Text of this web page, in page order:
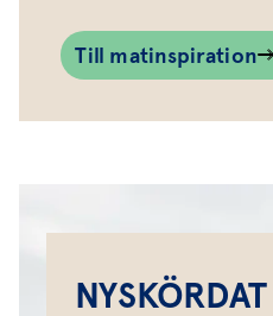
Till matinspiration